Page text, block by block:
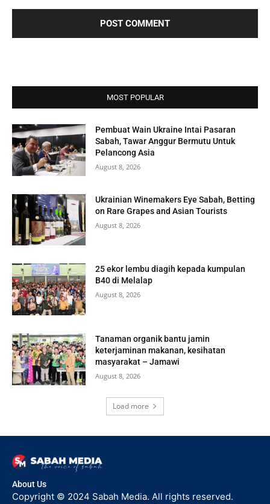
MOST POPULAR
Pembuat Wain Ukraine Intai Pasaran
Sabah, Tawar Anggur Bermutu Untuk
Pelancong Asia
August 8, 2026
Ukrainian Winemakers Eye Sabah, Betting
on Rare Grapes and Asian Tourists
August 8, 2026
25 ekor lembu diagih kepada kumpulan
B40 di Melalap
August 8, 2026
Tanaman organik bantu jamin
keterjaminan makanan, kesihatan
masyarakat – Jamawi
August 8, 2026
Load more
About Us
Copyright © 2024 Sabah Media. All rights reserved.